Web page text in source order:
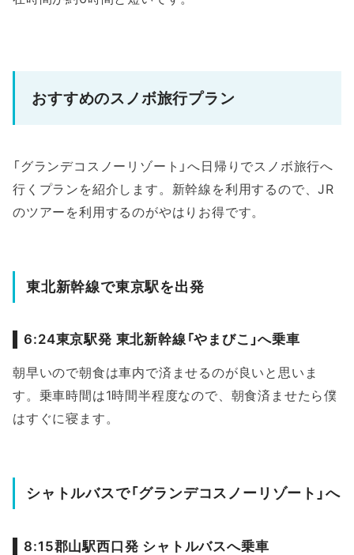
おすすめのスノボ旅行プラン
「グランデコスノーリゾート」へ日帰りでスノボ旅行へ
行くプランを紹介します。新幹線を利用するので、JR
のツアーを利用するのがやはりお得です。
東北新幹線で東京駅を出発
6:24東京駅発 東北新幹線「やまびこ」へ乗車
朝早いので朝食は車内で済ませるのが良いと思いま
す。乗車時間は1時間半程度なので、朝食済ませたら僕
はすぐに寝ます。
シャトルバスで「グランデコスノーリゾート」へ
8:15郡山駅西口発 シャトルバスへ乗車